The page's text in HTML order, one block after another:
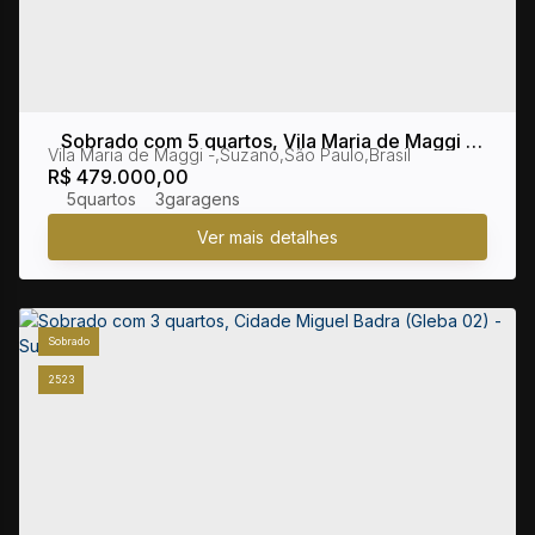
Sobrado com 5 quartos, Vila Maria de Maggi -
Suzano
R$ 479.000,00
Vila Maria de Maggi ,Suzano,São Paulo,Brasil
5 3
2523
Sobrado